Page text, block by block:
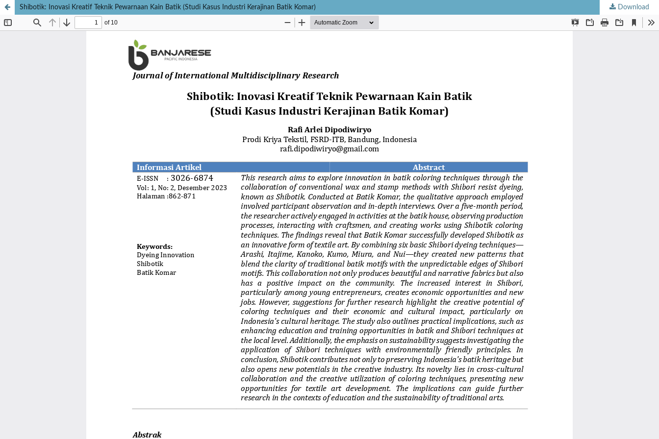
Shibotik: Inovasi Kreatif Teknik Pewarnaan Kain Batik (Studi Kasus Industri Kerajinan Batik Komar) Download